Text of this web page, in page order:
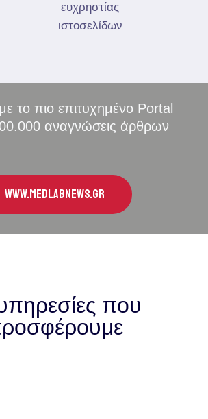
ευχρηστίας
ιστοσελίδων
το πιο επιτυχημένο Portal
αναγνώσεις άρθρων
WWW.MEDLABNEWS.GR
που